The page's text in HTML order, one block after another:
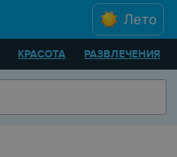
Лето
КРАСОТА РАЗВЛЕЧЕНИЯ